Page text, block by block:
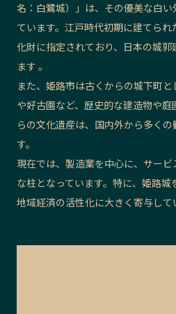
名：白鷺城）」は、その優美な白
ています。江戸時代初期に建てら
化財に指定されており、日本の城
ます 。
また、姫路市は古くからの城下町
や好古園など、歴史的な建造物や
らの文化遺産は、国内外から多く
す。
現在では、製造業を中心に、サー
な柱となっています。特に、姫路城
地域経済の活性化に大きく寄与して